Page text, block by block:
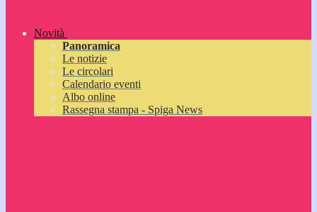
Novità
Panoramica
Le notizie
Le circolari
Calendario eventi
Albo online
Rassegna stampa - Spiga News